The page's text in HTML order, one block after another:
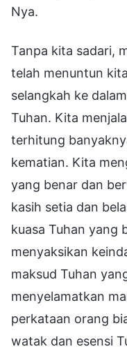
Nya.
Tanpa kita sadari,
telah menuntun
selangkah ke
Tuhan. Kita
terhitung
kematian. Kita
yang benar dan
kasih setia dan
kuasa Tuhan yang
menyaksikan
maksud Tuhan
menyelamatkan
perkataan orang
watak dan esensi